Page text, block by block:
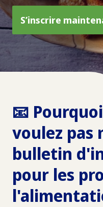
S’inscrire
📧
voulez pas
bulletin
pour les